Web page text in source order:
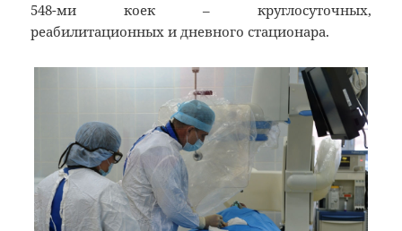
548-ми коек – круглосуточных,
реабилитационных и дневного стационара.